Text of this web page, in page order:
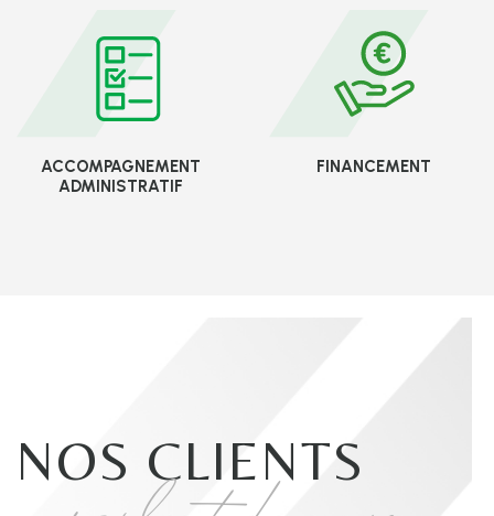
ACCOMPAGNEMENT
ADMINISTRATIF
FINANCEMENT
NOS CLIENTS